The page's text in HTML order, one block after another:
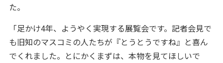
た。
「足かけ4年、ようやく実現する展覧会です。記者会見で
も旧知のマスコミの人たちが『とうとうですね』と喜ん
でくれました。とにかくまずは、本物を見てほしいで